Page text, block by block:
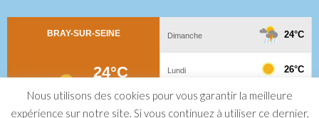
Nous utilisons des cookies pour vous garantir la meilleure
expérience sur notre site. Si vous continuez à utiliser ce dernier,